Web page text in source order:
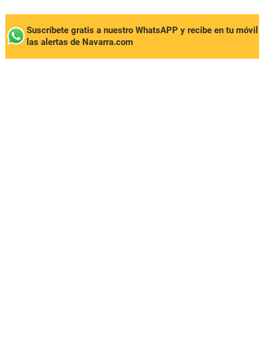
Suscríbete gratis a nuestro WhatsAPP y recibe en tu móvil
las alertas de Navarra.com